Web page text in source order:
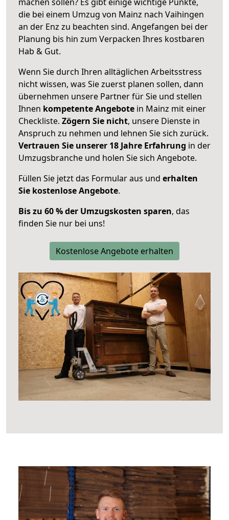
die bei einem Umzug von Mainz nach Vaihingen
an der Enz zu beachten sind. Angefangen bei der
Planung bis hin zum Verpacken Ihres kostbaren
Hab & Gut.
Wenn Sie durch Ihren alltäglichen Arbeitsstress
nicht wissen, was Sie zuerst planen sollen, dann
übernehmen unsere Partner für Sie und stellen
Ihnen kompetente Angebote in Mainz mit einer
Checkliste. Zögern Sie nicht, unsere Dienste in
Anspruch zu nehmen und lehnen Sie sich zurück.
Vertrauen Sie unserer 18 Jahre Erfahrung in der
Umzugsbranche und holen Sie sich Angebote.
Füllen Sie jetzt das Formular aus und erhalten
Sie kostenlose Angebote.
Bis zu 60 % der Umzugskosten sparen, das
finden Sie nur bei uns!
Kostenlose Angebote erhalten